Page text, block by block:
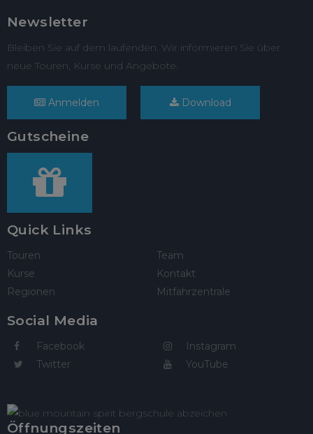
Newsletter
Bleiben Sie auf dem laufenden. Wir informieren Sie über
neue Touren, Kurse und Angebote.
Anmelden Download
Gutscheine
Quick Links
Touren
Kurse
Regionen
Team
Kontakt
Mitfahrzentrale
Social Media
Facebook
Twitter
Instagram
YouTube
Öffnungszeiten